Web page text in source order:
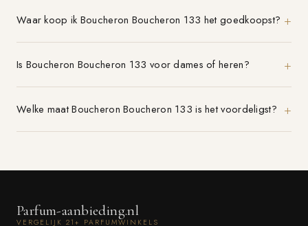
Waar koop ik Boucheron Boucheron 133 het goedkoopst?
Is Boucheron Boucheron 133 voor dames of heren?
Welke maat Boucheron Boucheron 133 is het voordeligst?
Parfum-aanbieding.nl
VERGELIJK 21+ PARFUMWINKELS